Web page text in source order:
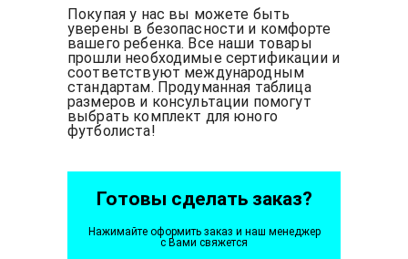
Покупая у нас вы можете быть
уверены в безопасности и комфорте
вашего ребенка. Все наши товары
прошли необходимые сертификации и
соответствуют международным
стандартам. Продуманная таблица
размеров и консультации помогут
выбрать комплект для юного
футболиста!
Готовы сделать заказ?
Нажимайте оформить заказ и наш менеджер
с Вами свяжется